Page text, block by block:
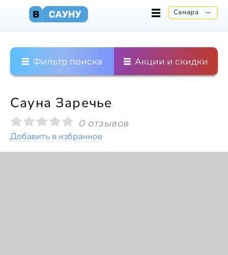
Самара
Фильтр поиска Акции и скидки
Сауна Заречье
0 отзывов
Добавить в избранное